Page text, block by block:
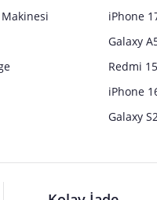
iPhone
Galaxy
Redmi
iPhone
Galaxy